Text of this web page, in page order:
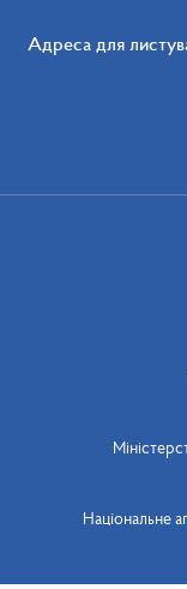
Адреса для
Національне